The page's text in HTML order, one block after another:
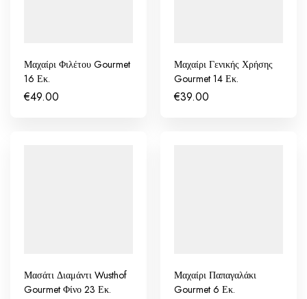
Μαχαίρι Φιλέτου Gourmet
16 Εκ.
€49.00
Μαχαίρι Γενικής Χρήσης
Gourmet 14 Εκ.
€39.00
Μασάτι Διαμάντι Wusthof
Gourmet Φίνο 23 Εκ.
Μαχαίρι Παπαγαλάκι
Gourmet 6 Εκ.